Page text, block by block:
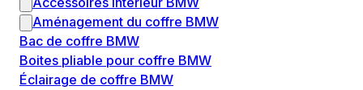
Aménagement du coffre BMW
Bac de coffre BMW
Boites pliable pour coffre BMW
Éclairage de coffre BMW